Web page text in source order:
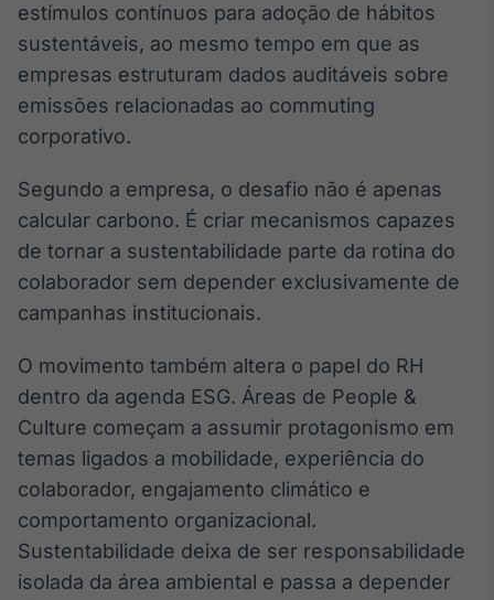
estímulos contínuos para adoção de hábitos
sustentáveis, ao mesmo tempo em que as
empresas estruturam dados auditáveis sobre
emissões relacionadas ao commuting
corporativo.
Segundo a empresa, o desafio não é apenas
calcular carbono. É criar mecanismos capazes
de tornar a sustentabilidade parte da rotina do
colaborador sem depender exclusivamente de
campanhas institucionais.
O movimento também altera o papel do RH
dentro da agenda ESG. Áreas de People &
Culture começam a assumir protagonismo em
temas ligados a mobilidade, experiência do
colaborador, engajamento climático e
comportamento organizacional.
Sustentabilidade deixa de ser responsabilidade
isolada da área ambiental e passa a depender